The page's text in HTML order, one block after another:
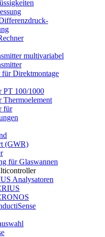
multivariabel
Direktmontage
PT 100/1000
Thermoelement
für
(GWR)
für Glaswannen
Analysatoren